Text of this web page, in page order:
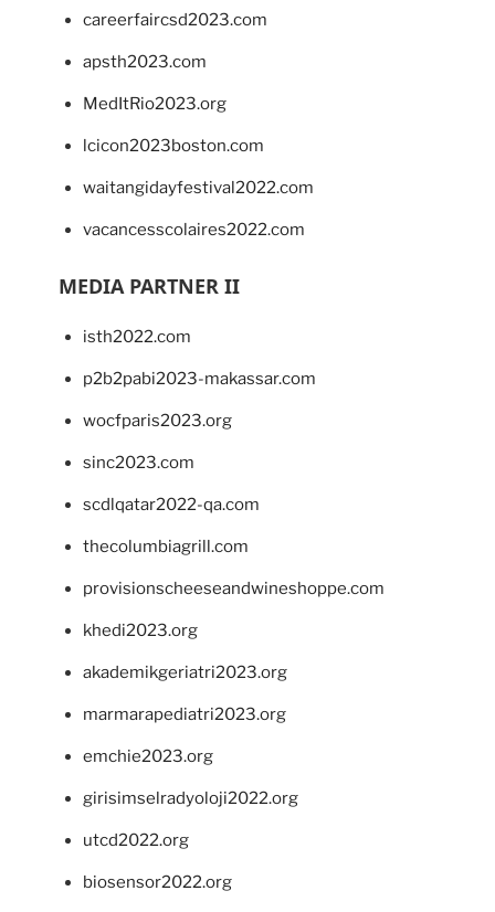
careerfaircsd2023.com
apsth2023.com
MedItRio2023.org
lcicon2023boston.com
waitangidayfestival2022.com
vacancesscolaires2022.com
MEDIA PARTNER II
isth2022.com
p2b2pabi2023-makassar.com
wocfparis2023.org
sinc2023.com
scdlqatar2022-qa.com
thecolumbiagrill.com
provisionscheeseandwineshoppe.com
khedi2023.org
akademikgeriatri2023.org
marmarapediatri2023.org
emchie2023.org
girisimselradyoloji2022.org
utcd2022.org
biosensor2022.org